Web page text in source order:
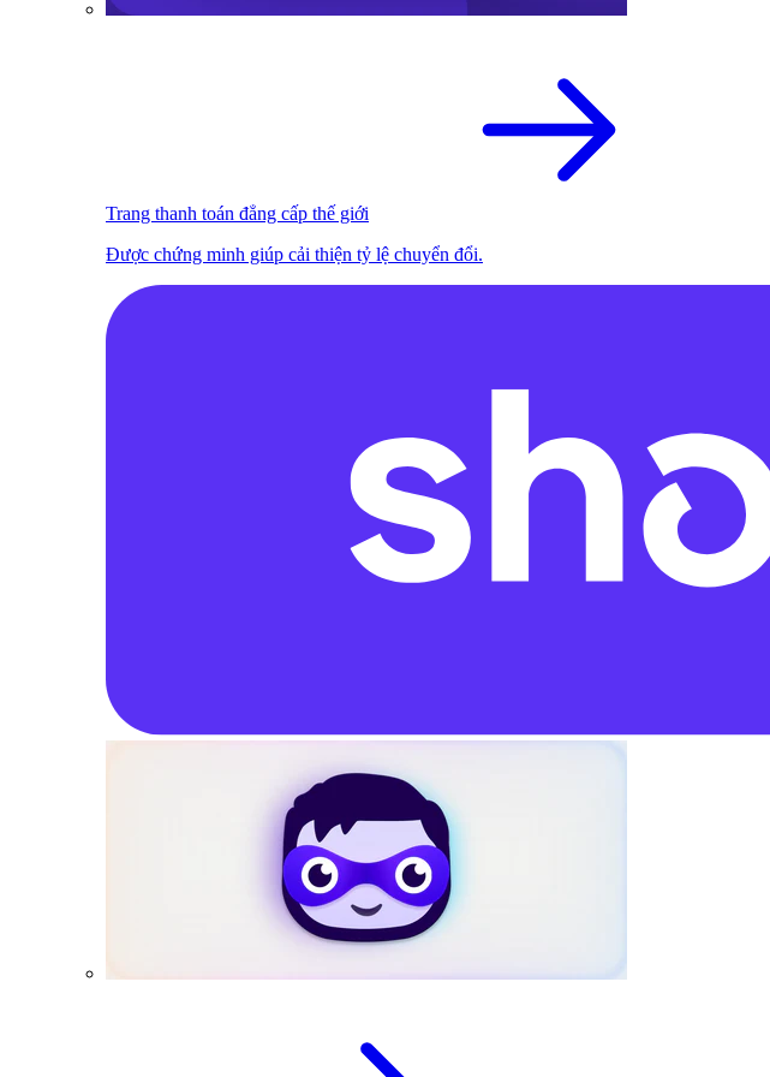
Trang thanh toán đẳng cấp thế giới
Được chứng minh giúp cải thiện tỷ lệ chuyển đổi.